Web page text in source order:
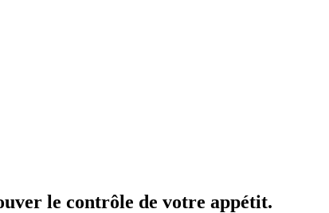
le contrôle de votre appétit.